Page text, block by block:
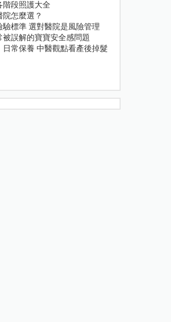
階段照護大全
怎麼選？
驗標準 選對醫院是風險管理
被誤解的寶寶安全感問題
日常保養 中醫觀點看產後掉髮